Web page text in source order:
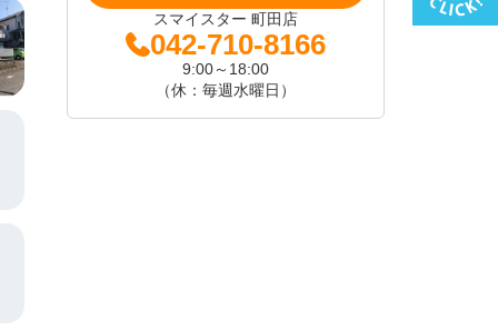
スマイスター 町田店
042-710-8166
9:00～18:00
（休：毎週水曜日）